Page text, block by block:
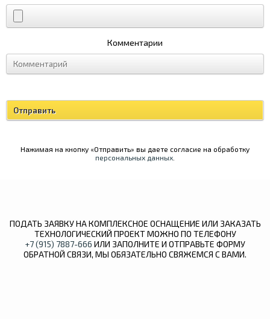
Комментарии
Нажимая на кнопку «Отправить» вы даете согласие на обработку
персональных данных
ПОДАТЬ ЗАЯВКУ НА КОМПЛЕКСНОЕ ОСНАЩЕНИЕ ИЛИ ЗАКАЗАТЬ
ТЕХНОЛОГИЧЕСКИЙ ПРОЕКТ МОЖНО ПО ТЕЛЕФОНУ
+7 (915) 7887-666 ИЛИ ЗАПОЛНИТЕ И ОТПРАВЬТЕ ФОРМУ
ОБРАТНОЙ СВЯЗИ, МЫ ОБЯЗАТЕЛЬНО СВЯЖЕМСЯ С ВАМИ.